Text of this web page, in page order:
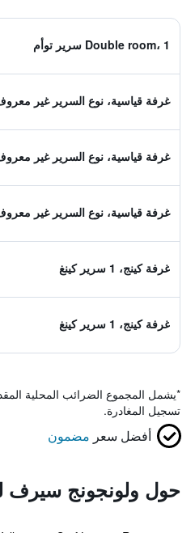
Double room، 1 سرير توأم
غرفة قياسية، نوع السرير غير
غرفة قياسية، نوع السرير غير
غرفة قياسية، نوع السرير غير
غرفة كينج، 1 سرير كينغ
غرفة كينج، 1 سرير كينغ
*يشمل المجموع الضرائب المحلية
تسجيل المغادرة.
أفضل سعر مضمون
حول ولونجونج سيرف